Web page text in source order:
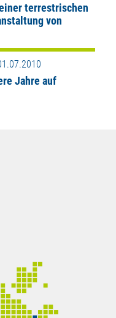
terrestrischen
von
Jahre auf